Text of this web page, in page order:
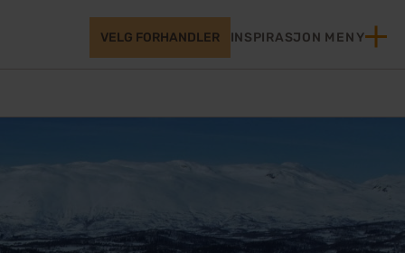
VELG FORHANDLER INSPIRASJON MENY